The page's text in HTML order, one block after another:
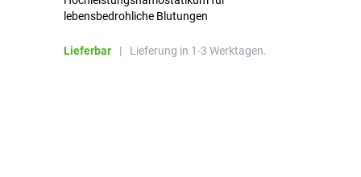
lebensbedrohliche Blutungen
Lieferbar | Lieferung in 1-3 Werktagen.